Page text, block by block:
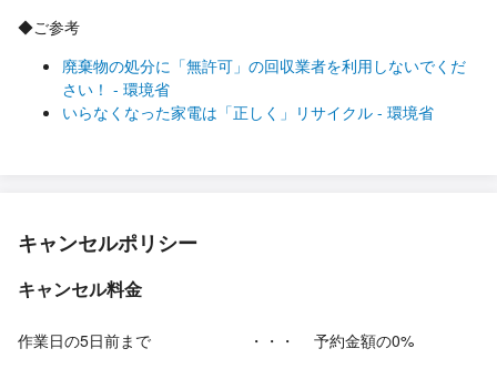
◆ご参考
廃棄物の処分に「無許可」の回収業者を利用しないでくだ
さい！ - 環境省
いらなくなった家電は「正しく」リサイクル - 環境省
キャンセルポリシー
キャンセル料金
作業日の5日前まで ・・・
予約金額の0%